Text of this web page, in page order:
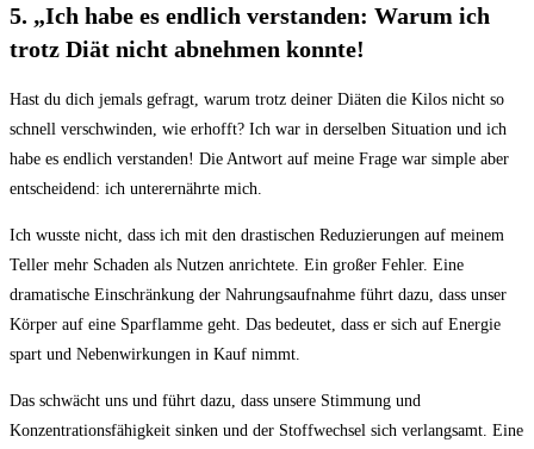
5. „Ich habe es endlich verstanden: Warum ich
trotz Diät nicht abnehmen konnte!
Hast du dich jemals gefragt, warum trotz deiner Diäten die Kilos nicht so
schnell verschwinden, wie erhofft? Ich war in derselben Situation und ich
habe es endlich verstanden! Die Antwort auf meine Frage war simple aber
entscheidend: ich unterernährte mich.
Ich wusste nicht, dass ich mit den drastischen Reduzierungen auf meinem
Teller mehr Schaden als Nutzen anrichtete. Ein großer Fehler. Eine
dramatische Einschränkung der Nahrungsaufnahme führt dazu, dass unser
Körper auf eine Sparflamme geht. Das bedeutet, dass er sich auf Energie
spart und Nebenwirkungen in Kauf nimmt.
Das schwächt uns und führt dazu, dass unsere Stimmung und
Konzentrationsfähigkeit sinken und der Stoffwechsel sich verlangsamt. Eine